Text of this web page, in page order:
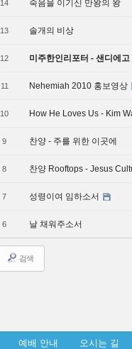
14 죽음을 이기신 만왕의 왕
13 솔개의 비상
12 미주한인리포터 - 샌디에
11 Nehemiah 2010 홍보영상
10 How He Loves Us - Kim
9 찬양 - 주를 위한 이곳에
8 찬양 Rooftops - Jesus
7 성령이여 임하소서
6 날 채워주소서
검색
예배 안내 오시는 길